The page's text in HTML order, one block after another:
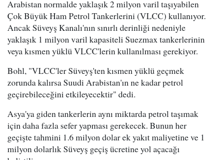
Arabistan normalde yaklaşık 2 milyon varil taşıyabilen
Çok Büyük Ham Petrol Tankerlerini (VLCC) kullanıyor.
Ancak Süveyş Kanalı'nın sınırlı derinliği nedeniyle
yaklaşık 1 milyon varil kapasiteli Suezmax tankerlerinin
veya kısmen yüklü VLCC'lerin kullanılması gerekiyor.
Bohl, "VLCC'ler Süveyş'ten kısmen yüklü geçmek
zorunda kalırsa Suudi Arabistan'ın ne kadar petrol
geçirebileceğini etkileyecektir" dedi.
Asya'ya giden tankerlerin aynı miktarda petrol taşımak
için daha fazla sefer yapması gerekecek. Bunun her
geçişte tahmini 1.6 milyon dolar ek yakıt maliyetine ve 1
milyon dolarlık Süveyş geçiş ücretine yol açacağı